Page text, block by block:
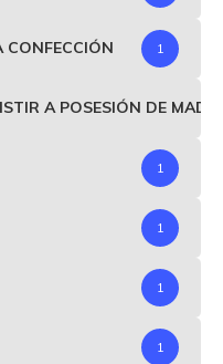
CONFECCIÓN 1
A POSESIÓN DE
1
1
1
1